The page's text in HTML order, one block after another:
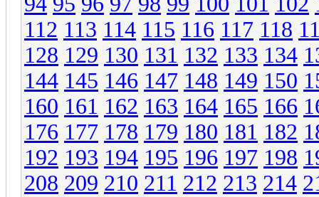
112 113 114 115 116 117 118
128 129 130 131 132 133 134
144 145 146 147 148 149 150
160 161 162 163 164 165 166
176 177 178 179 180 181 182
192 193 194 195 196 197 198
208 209 210 211 212 213 214